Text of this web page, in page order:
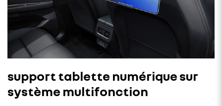
support tablette numérique sur
système multifonction